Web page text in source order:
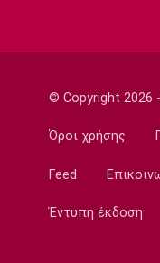
Ντόρτμουντ
Μονακό
© Copyright
Όροι χρήσης
Feed
Έντυπη έκδοση